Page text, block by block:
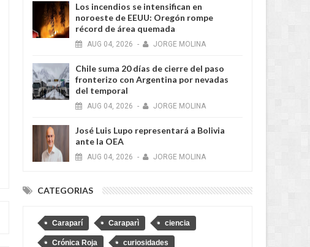
Los incendios se intensifican en
noroeste de EEUU: Oregón rompe
récord de área quemada
AUG 04, 2026 - JORGE MOLINA
Chile suma 20 días de cierre del paso
fronterizo con Argentina por nevadas
del temporal
AUG 04, 2026 - JORGE MOLINA
José Luis Lupo representará a Bolivia
ante la OEA
AUG 04, 2026 - JORGE MOLINA
CATEGORIAS
Caraparí Caraparì ciencia
Crónica Roja curiosidades